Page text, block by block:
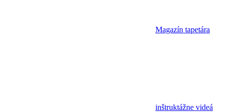
Magazín tapetára
inštruktážne videá